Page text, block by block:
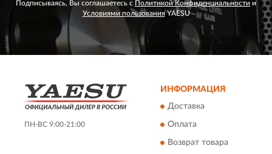
Подписываясь, Вы соглашаетесь с Политикой Конфиденциальности и
Условиями пользованияYAESU
ПН-ВС 9:00-21:00
ИНФОРМАЦИЯ
Доставка
Оплата
Возврат товара